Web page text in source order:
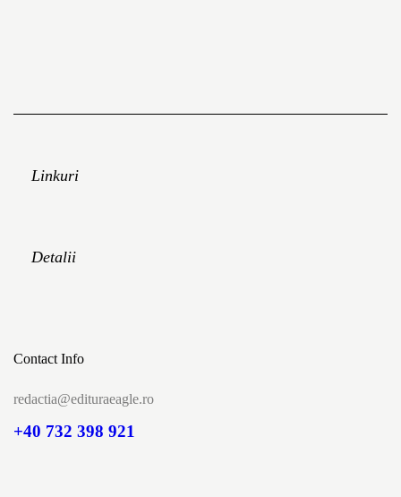
Linkuri
Detalii
Contact Info
redactia@edituraeagle.ro
+40 732 398 921